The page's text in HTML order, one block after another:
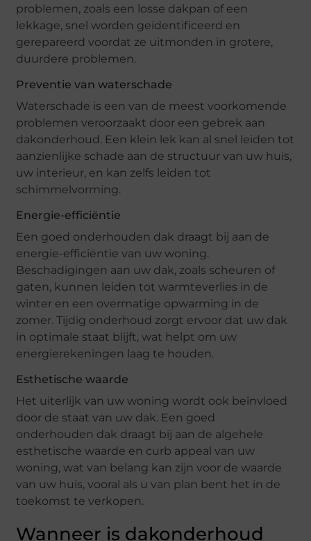
problemen, zoals een losse dakpan of een
lekkage, snel worden geïdentificeerd en
gerepareerd voordat ze uitmonden in grotere,
duurdere problemen.
Preventie van waterschade
Waterschade is een van de meest voorkomende
problemen veroorzaakt door een gebrek aan
dakonderhoud. Een klein lek kan al snel leiden tot
aanzienlijke schade aan de structuur van uw huis,
uw interieur, en kan zelfs leiden tot
schimmelvorming.
Energie-efficiëntie
Een goed onderhouden dak draagt bij aan de
energie-efficiëntie van uw woning.
Beschadigingen aan uw dak, zoals scheuren of
gaten, kunnen leiden tot warmteverlies in de
winter en een overmatige opwarming in de
zomer. Tijdig onderhoud zorgt ervoor dat uw dak
in optimale staat blijft, wat helpt om uw
energierekeningen laag te houden.
Esthetische waarde
Het uiterlijk van uw woning wordt ook beïnvloed
door de staat van uw dak. Een goed
onderhouden dak draagt bij aan de algehele
esthetische waarde en curb appeal van uw
woning, wat van belang kan zijn voor de waarde
van uw huis, vooral als u van plan bent het in de
toekomst te verkopen.
Wanneer is dakonderhoud